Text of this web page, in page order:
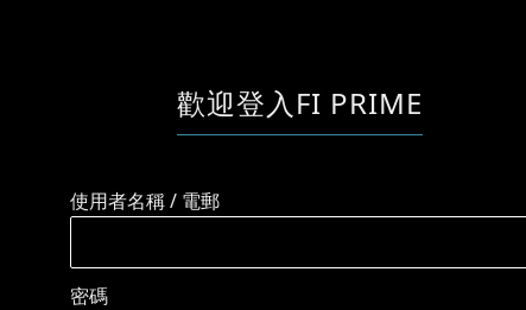
歡迎登入FI PRIME
使用者名稱 / 電郵
密碼